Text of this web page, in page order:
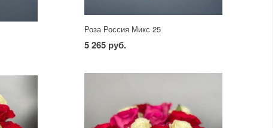
Роза Россия Микс 25
5 265 руб.